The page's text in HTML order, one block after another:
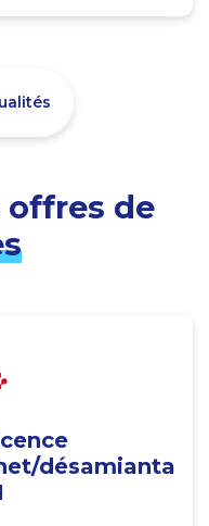
offres de
désamianta